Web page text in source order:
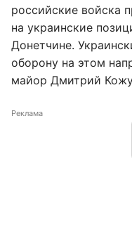
российские войска
на украинские
Донетчине.
оборону на этом
майор Дмитрий
Реклама